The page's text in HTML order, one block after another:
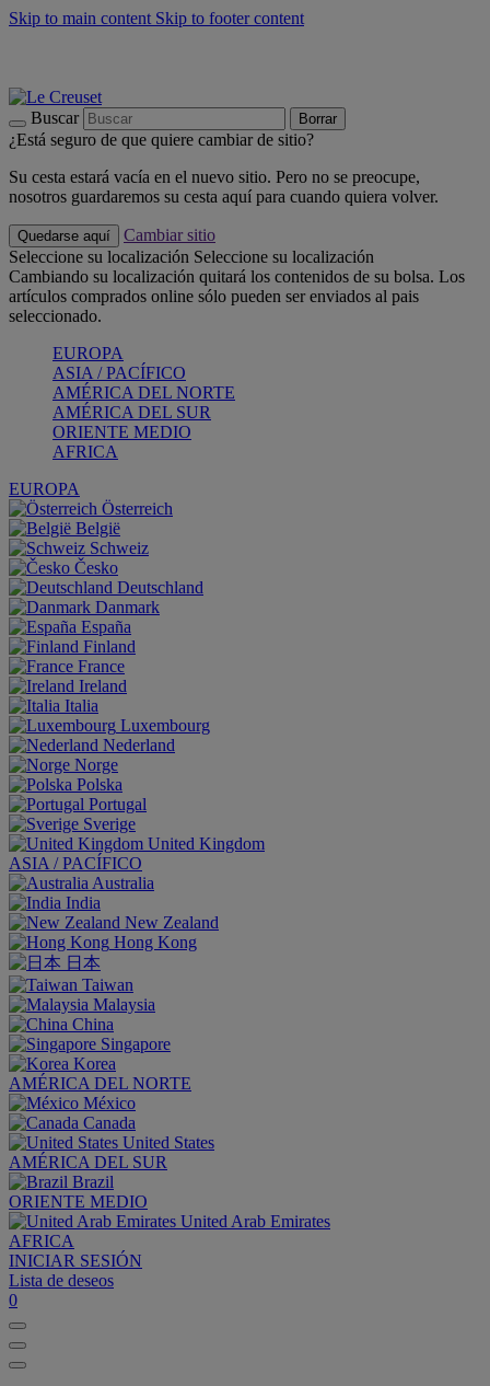
Skip to main content Skip to footer content
Buscar Borrar
¿Está seguro de que quiere cambiar de sitio?
Su cesta estará vacía en el nuevo sitio. Pero no se preocupe,
nosotros guardaremos su cesta aquí para cuando quiera volver.
Quedarse aquí
Cambiar sitio
Seleccione su localización Seleccione su localización
Cambiando su localización quitará los contenidos de su bolsa. Los
artículos comprados online sólo pueden ser enviados al pais
seleccionado.
EUROPA
ASIA / PACÍFICO
AMÉRICA DEL NORTE
AMÉRICA DEL SUR
ORIENTE MEDIO
AFRICA
EUROPA
Österreich
België
Schweiz
Česko
Deutschland
Danmark
España
Finland
France
Ireland
Italia
Luxembourg
Nederland
Norge
Polska
Portugal
Sverige
United Kingdom
ASIA / PACÍFICO
Australia
India
New Zealand
Hong Kong
日本
Taiwan
Malaysia
China
Singapore
Korea
AMÉRICA DEL NORTE
México
Canada
United States
AMÉRICA DEL SUR
Brazil
ORIENTE MEDIO
United Arab Emirates
AFRICA
INICIAR SESIÓN
Lista de deseos
0